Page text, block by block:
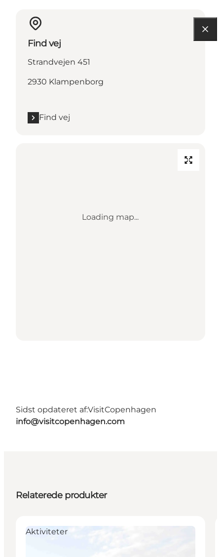
Find vej
Strandvejen 451
2930 Klampenborg
Find vej
Loading map...
Sidst opdateret af:VisitCopenhagen
info@visitcopenhagen.com
Relaterede produkter
Aktiviteter